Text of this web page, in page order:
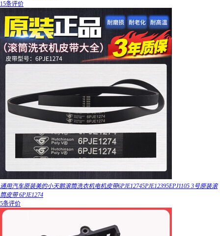
15条评价
通用汽车原装美的小天鹅滚筒洗衣机电机皮带6PJE12745PJE12395EPJ1105 3号原装滚
筒皮带 6PJE1274
5条评价